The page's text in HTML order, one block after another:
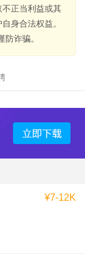
正当利益或其
身合法权益。
诈骗。
¥7-12K